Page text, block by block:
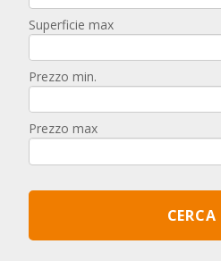
Superficie max
Prezzo min.
Prezzo max